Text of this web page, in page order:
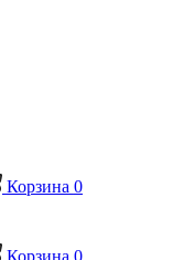
Корзина 0
Корзина 0